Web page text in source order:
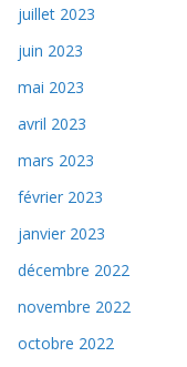
juillet 2023
juin 2023
mai 2023
avril 2023
mars 2023
février 2023
janvier 2023
décembre 2022
novembre 2022
octobre 2022